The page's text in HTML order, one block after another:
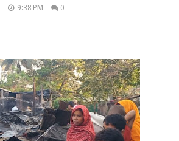
9:38 PM 0